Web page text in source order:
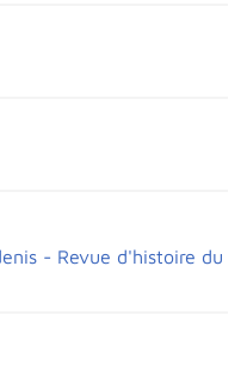
- Revue d'histoire du